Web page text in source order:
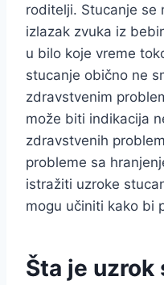
roditelji. Stucanje se
izlazak zvuka iz
u bilo koje vreme
stucanje obično ne
zdravstvenim
može biti indikacija
zdravstvenih
probleme sa
istražiti uzroke
mogu učiniti kako bi
Šta je uzrok